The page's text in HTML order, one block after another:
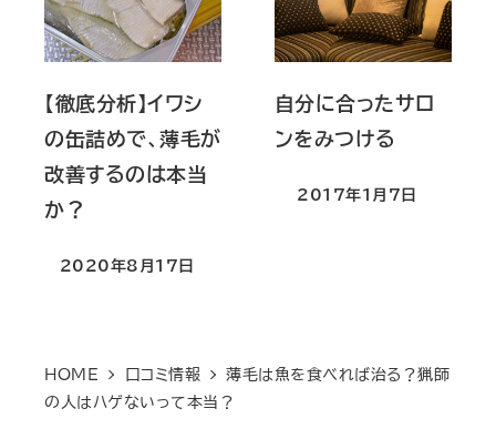
【徹底分析】イワシ
の缶詰めで、薄毛が
改善するのは本当
か？
2020年8月17日
自分に合ったサロ
ンをみつける
2017年1月7日
HOME 口コミ情報
薄毛は魚を食べれば治る？猟師
の人はハゲないって本当？